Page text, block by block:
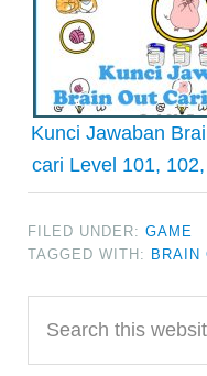
Kunci Jawaban
cari Level 101,
FILED UNDER:GAME
TAGGED WITH: BRAIN
Primary
Sidebar
this
website